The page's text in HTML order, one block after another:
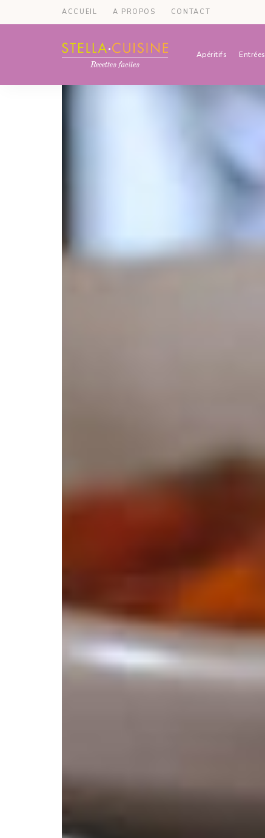
ACCUEIL A PROPOS CONTACT
Recettes
Recettes
Apéritifs Entrées